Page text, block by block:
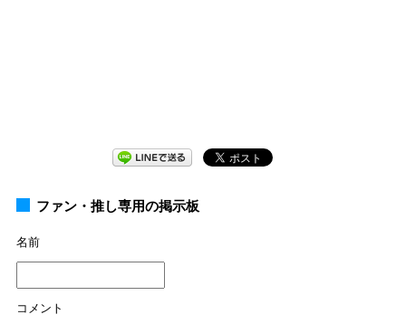
ファン・推し専用の掲示板
名前
コメント